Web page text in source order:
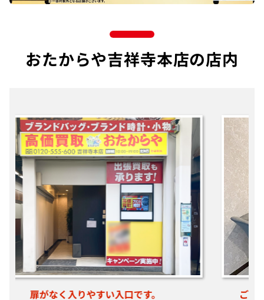
おたからや吉祥寺本店の店内
ご相談だけでもお気軽にご来店ください。